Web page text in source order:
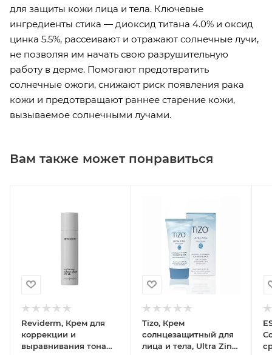
для защиты кожи лица и тела. Ключевые
ингредиенты стика — диоксид титана 4.0% и оксид
цинка 5.5%, рассеивают и отражают солнечные лучи,
не позволяя им начать свою разрушительную
работу в дерме. Помогают предотвратить
солнечные ожоги, снижают риск появления рака
кожи и предотвращают раннее старение кожи,
вызываемое солнечными лучами.
Вам также может понравиться
Reviderm, Крем для
коррекции и
выравнивания тона
Tizo, Крем
солнцезащитный для
лица и тела, Ultra Zinc